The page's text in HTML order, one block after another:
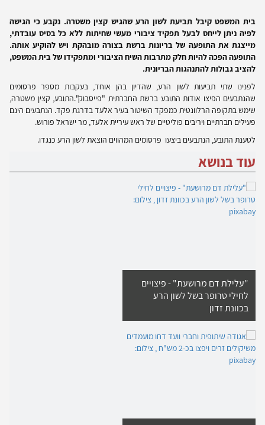
בית המשפט קיבל תביעת לשון הרע שהגיש קצין משטרה. נקבע כי הגישה
לפיה ניתן לייחס לבעל תפקיד ציבורי מעשי שחיתות ללא כל בסיס עובדתי,
מייצגת את התופעה של בריונות ברשת בצורה מובהקת ויש להוקיע אותה.
התופעה הפכה להיות חלק מתרבות השיח הציבורי ומתפקידו של בית המשפט,
להציב גבולות להתנהגות הבריונית.
לפנינו שתי תביעות לשון הרע, שהדיון בהן אוחד, בעקבות מספר פרסומים
שהנתבעים הפיצו אודות התובע ברשת החברתית "פייסבוק".התובע, קצין משטרה,
שימש בתקופה הרלוונטית כמפקד השיטור בעיר אלעד בדרגת פקד. הנתבעים הינם
פעילים חברתיים ויריבים פוליטיים של ראש עיריית אלעד, מר ישראל פורוש.
לטענת התובע, הנתבעים ביצעו פרסומים המהווים הוצאת לשון הרע כנגדו.
עוד בנושא
"עלילת דם מרושעת" - פיצויים
לחילי טרופר בשל לשון הרע
בכוונת זדון